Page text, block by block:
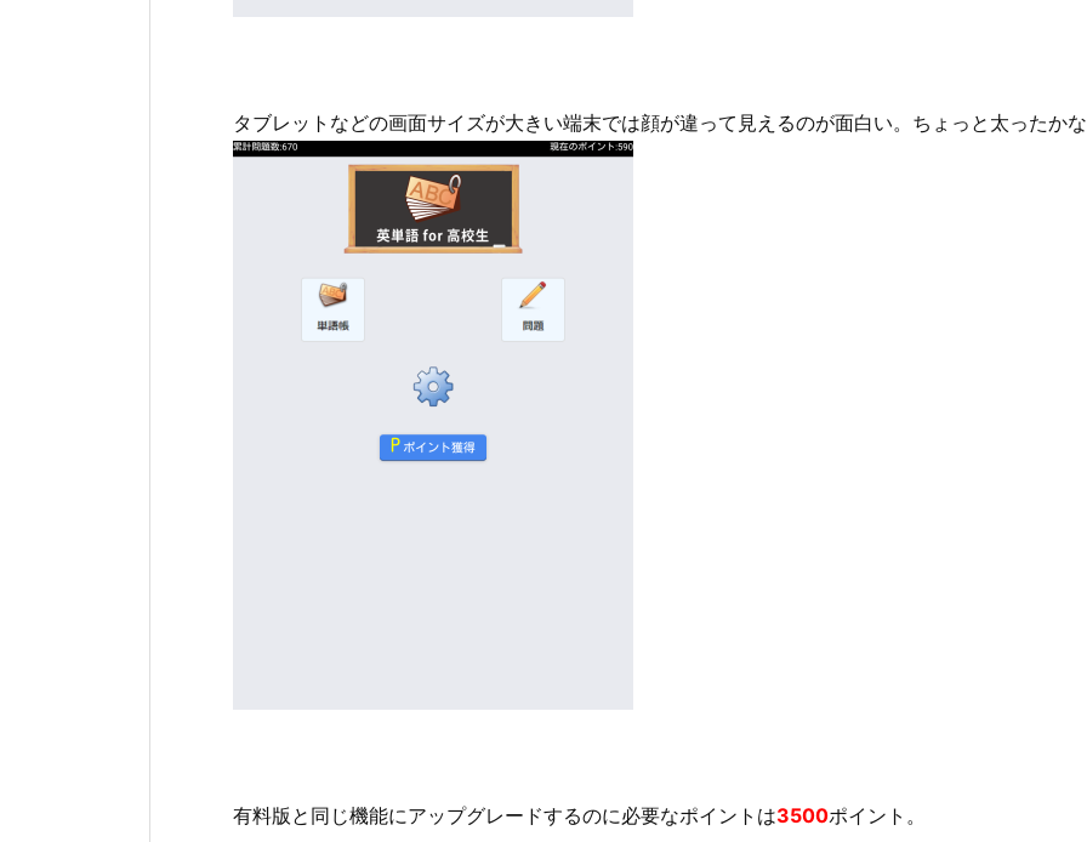
タブレットなどの画面サイズが大きい端末では顔が違って見えるのが面白い。ちょっと太ったか
有料版と同じ機能にアップグレードするのに必要なポイントは3500ポイント。